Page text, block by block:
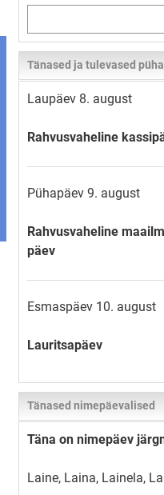
kogu
lehelt
Tänased ja tulevased
Laupäev 8. august
Rahvusvaheline
Pühapäev 9. august
Rahvusvaheline
päev
Esmaspäev 10. august
Lauritsapäev
Tänased nimepäevalised
Täna on nimepäev
Laine, Laina, Lainela,